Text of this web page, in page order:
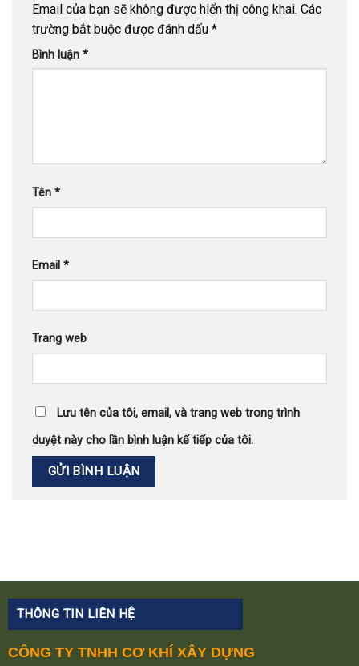
Email của bạn sẽ không được hiển thị công khai. Các
trường bắt buộc được đánh dấu *
Bình luận *
Tên *
Email *
Trang web
Lưu tên của tôi, email, và trang web trong trình
duyệt này cho lần bình luận kế tiếp của tôi.
THÔNG TIN LIÊN HỆ
CÔNG TY TNHH CƠ KHÍ XÂY DỰNG